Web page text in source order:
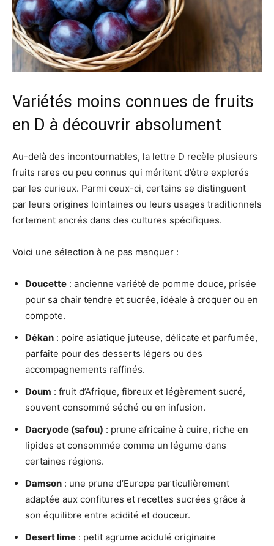
Variétés moins connues de fruits
en D à découvrir absolument
Au-delà des incontournables, la lettre D recèle plusieurs
fruits rares ou peu connus qui méritent d’être explorés
par les curieux. Parmi ceux-ci, certains se distinguent
par leurs origines lointaines ou leurs usages traditionnels
fortement ancrés dans des cultures spécifiques.
Voici une sélection à ne pas manquer :
Doucette : ancienne variété de pomme douce, prisée
pour sa chair tendre et sucrée, idéale à croquer ou en
compote.
Dékan : poire asiatique juteuse, délicate et parfumée,
parfaite pour des desserts légers ou des
accompagnements raffinés.
Doum : fruit d’Afrique, fibreux et légèrement sucré,
souvent consommé séché ou en infusion.
Dacryode (safou) : prune africaine à cuire, riche en
lipides et consommée comme un légume dans
certaines régions.
Damson : une prune d’Europe particulièrement
adaptée aux confitures et recettes sucrées grâce à
son équilibre entre acidité et douceur.
Desert lime : petit agrume acidulé originaire